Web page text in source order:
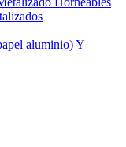
aluminio) Y